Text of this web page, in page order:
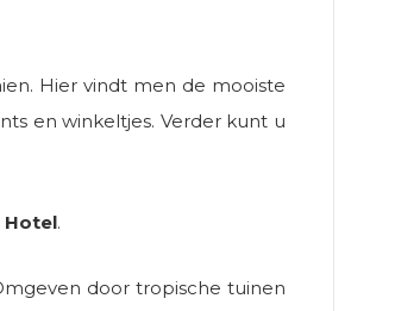
Hier vindt men de mooiste
en winkeltjes. Verder kunt u
Hotel.
door tropische tuinen